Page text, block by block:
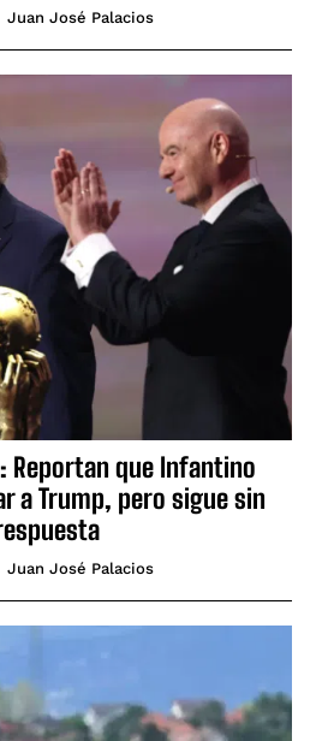
Juan José Palacios
Reportan que Infantino
a Trump, pero sigue sin
Juan José Palacios